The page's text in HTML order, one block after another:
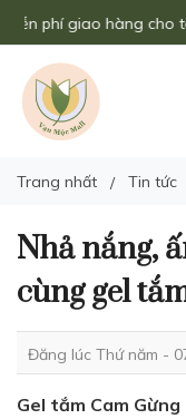
phí giao hàng cho tất
Trang nhất Tin tức
Nhả nắng,
cùng gel
Đăng lúc Thứ năm -
Gel tắm Cam